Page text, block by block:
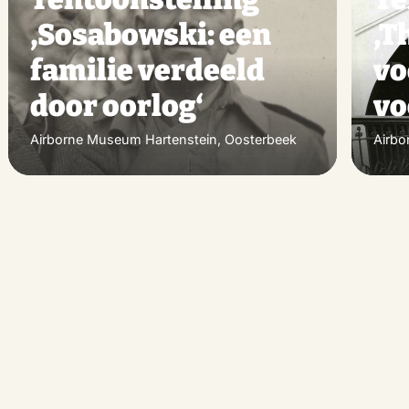
‚Sosabowski: een
familie verdeeld
door oorlog‘
Airborne Museum Hartenstein, Oosterbeek